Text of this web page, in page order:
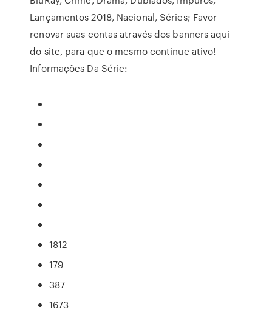
Lançamentos 2018, Nacional, Séries; Favor
renovar suas contas através dos banners aqui
do site, para que o mesmo continue ativo!
Informações Da Série:
1812
179
387
1673